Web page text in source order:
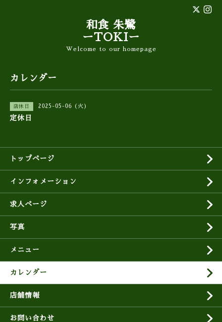
和食 朱鷺
ーTOKIー
Welcome to our homepage
カレンダー
店休日 2025-05-06 (火)
定休日
トップページ
インフォメーション
求人ページ
写真
メニュー
カレンダー
店舗情報
お問い合わせ